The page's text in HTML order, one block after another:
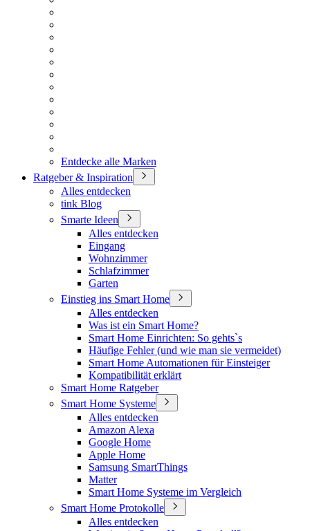
Entdecke alle Marken
Ratgeber & Inspiration
Alles entdecken
tink Blog
Smarte Ideen
Alles entdecken
Eingang
Wohnzimmer
Schlafzimmer
Garten
Einstieg ins Smart Home
Alles entdecken
Was ist ein Smart Home?
Smart Home Einrichten: So gehts`s
Häufige Fehler (und wie man sie vermeidet)
Smart Home Automationen für Einsteiger
Kompatibilität erklärt
Smart Home Ratgeber
Smart Home Systeme
Alles entdecken
Amazon Alexa
Google Home
Apple Home
Samsung SmartThings
Matter
Smart Home Systeme im Vergleich
Smart Home Protokolle
Alles entdecken